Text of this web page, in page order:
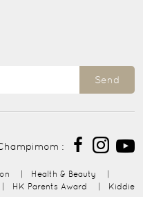
Send
:
Health & Beauty
HK Parents Award Kiddie